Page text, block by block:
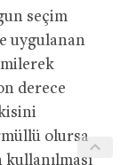
seçim
uygulanan
derece
olursa
kullanılması